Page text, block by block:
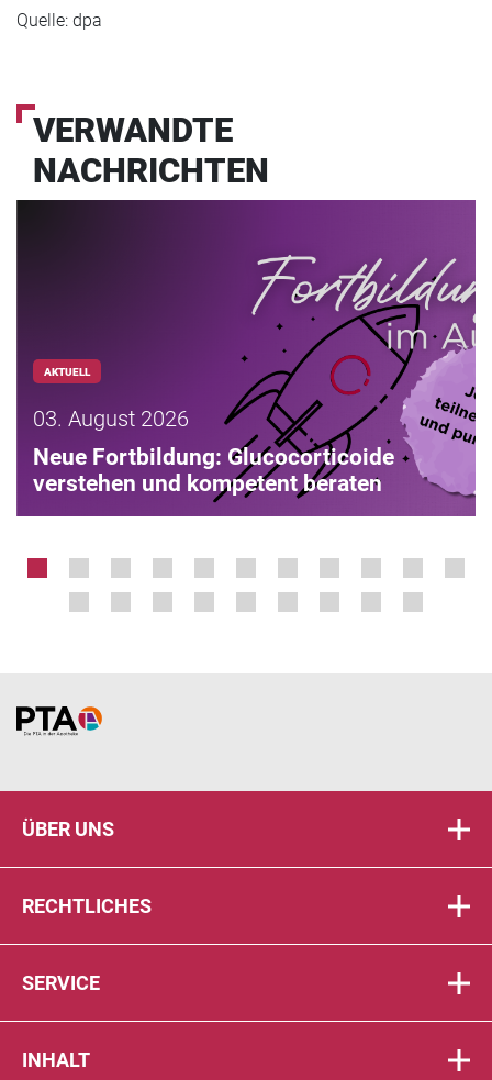
Quelle: dpa
VERWANDTE
NACHRICHTEN
AKTUELL
03. August 2026
Neue Fortbildung: Glucocorticoide
verstehen und kompetent beraten
Home
ÜBER UNS
RECHTLICHES
SERVICE
INHALT